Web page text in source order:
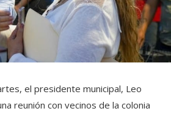
el presidente municipal, Leo
reunión con vecinos de la colonia